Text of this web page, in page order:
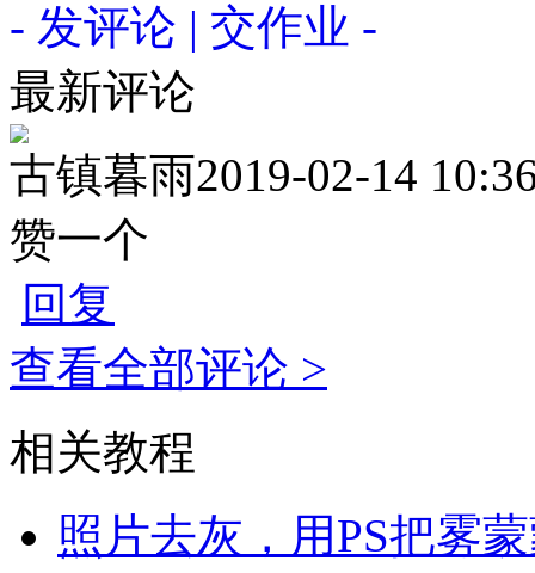
- 发评论 | 交作业 -
最新评论
古镇暮雨2019-02-14
赞一个
回复
查看全部评论 >
相关教程
照片去灰，用PS把雾